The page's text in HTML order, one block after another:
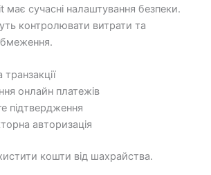
має сучасні налаштування безпеки.
контролювати витрати та
транзакції
онлайн платежів
підтвердження
авторизація
кошти від шахрайства.